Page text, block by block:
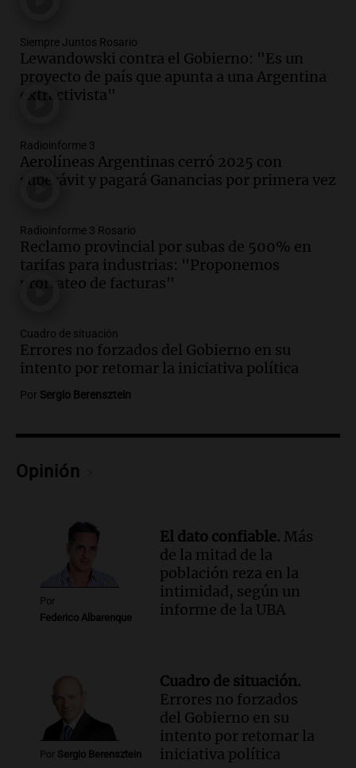
Episodios
Audio.El reclamo del sector industrial
tras las críticas de Caputo: "Somos seres
Episodios
Audio.Suspenden clases en Bariloche y
alrededores por nevadas y malas
Episodios
Audio.Uspallata enfrenta un temporal
de nieve que deja varados a 1500
Episodios
Audio. Exigen justicia por Débora:
"Lamentablemente nadie va a
devolvérnosla"
ordenó que ella le pague una renta por
Episodios
Audio.Una mujer fallece tras vuelco de
vehículo en la Circunvalación Este-
Oeste en Salta
Panorama Federal
Episodios
Panorama Federal
Episodios
Audio.El Polo Obrero marcha en
Córdoba pidiendo trabajo genuino y
Siempre Juntos Rosario
Lewandowski contra el Gobierno: "Es un
proyecto de país que apunta a una Argentina
extractivista"
Radioinforme 3
Aerolíneas Argentinas cerró 2025 con
superávit y pagará Ganancias por primera vez
Radioinforme 3 Rosario
Reclamo provincial por subas de 500% en
tarifas para industrias: "Proponemos
prorrateo de facturas"
Cuadro de situación
Errores no forzados del Gobierno en su
intento por retomar la iniciativa política
Por Sergio Berensztein
Opinión
Por
Federico Albarenque
El dato confiable. Más
de la mitad de la
población reza en la
intimidad, según un
informe de la UBA
Por Sergio Berensztein
Cuadro de situación.
Errores no forzados
del Gobierno en su
intento por retomar la
iniciativa política